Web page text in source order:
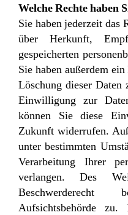
Welche Rechte haben
Sie haben jederzeit
über Herkunft,
gespeicherten
Sie haben außerdem
Löschung dieser Daten
Einwilligung zur
können Sie diese
Zukunft widerrufen.
unter bestimmten
Verarbeitung Ihrer
verlangen. Des
Aufsichtsbehörde